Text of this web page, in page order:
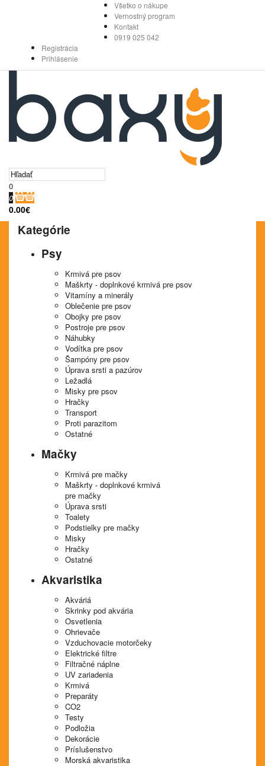
Všetko o nákupe
Vernostný program
Kontakt
0919 025 042
Registrácia
Prihlásenie
0
0
0.00€
Kategórie
Psy
Krmivá pre psov
Maškrty - doplnkové krmivá pre psov
Vitamíny a minerály
Oblečenie pre psov
Obojky pre psov
Postroje pre psov
Náhubky
Vodítka pre psov
Šampóny pre psov
Úprava srsti a pazúrov
Ležadlá
Misky pre psov
Hračky
Transport
Proti parazitom
Ostatné
Mačky
Krmivá pre mačky
Maškrty - doplnkové krmivá
pre mačky
Úprava srsti
Toalety
Podstielky pre mačky
Misky
Hračky
Ostatné
Akvaristika
Akváriá
Skrinky pod akvária
Osvetlenia
Ohrievače
Vzduchovacie motorčeky
Elektrické filtre
Filtračné náplne
UV zariadenia
Krmivá
Preparáty
CO2
Testy
Podložia
Dekorácie
Príslušenstvo
Morská akvaristika